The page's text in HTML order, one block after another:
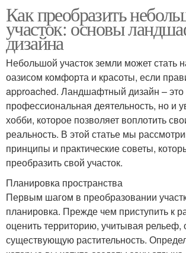
Как преобразить
участок: основы
дизайна
Небольшой участок земли может стать
оазисом комфорта и красоты, если
approached. Ландшафтный дизайн – это
профессиональная деятельность, но и
хобби, которое позволяет воплотить
реальность. В этой статье мы
принципы и практические советы,
преобразить свой участок.
Планировка пространства
Первым шагом в преобразовании
планировка. Прежде чем приступить к
оценить территорию, учитывая рельеф,
существующую растительность.